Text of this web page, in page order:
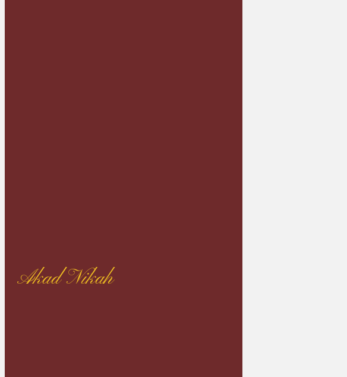
Akad Nikah